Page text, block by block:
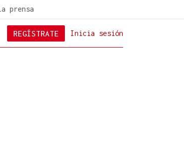
prensa
Inicia sesión
REGÍSTRATE